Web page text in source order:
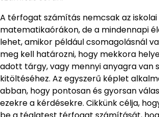
A térfogat számítás nemcsak az iskolai
matematikaórákon, de a mindennapi
lehet, amikor például csomagolásnál
meg kell határozni, hogy mekkora
adott tárgy, vagy mennyi anyagra van
kitöltéséhez. Az egyszerű képlet
abban, hogy pontosan és gyorsan
ezekre a kérdésekre. Cikkünk célja,